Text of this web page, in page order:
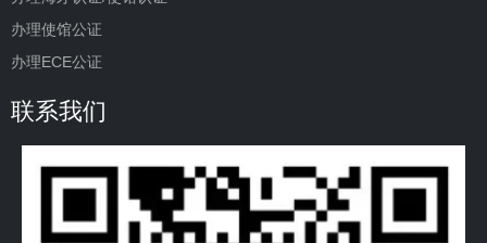
办理使馆公证
办理ECE公证
联系我们